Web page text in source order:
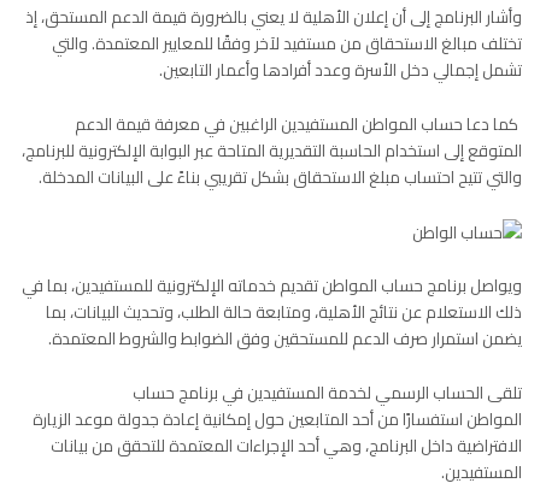
وأشار البرنامج إلى أن إعلان الأهلية لا يعني بالضرورة قيمة الدعم المستحق، إذ
تختلف مبالغ الاستحقاق من مستفيد لآخر وفقًا للمعايير المعتمدة. والتي
تشمل إجمالي دخل الأسرة وعدد أفرادها وأعمار التابعين.
كما دعا حساب المواطن المستفيدين الراغبين في معرفة قيمة الدعم
المتوقع إلى استخدام الحاسبة التقديرية المتاحة عبر البوابة الإلكترونية للبرنامج،
والتي تتيح احتساب مبلغ الاستحقاق بشكل تقريبي بناءً على البيانات المدخلة.
ويواصل برنامج حساب المواطن تقديم خدماته الإلكترونية للمستفيدين، بما في
ذلك الاستعلام عن نتائج الأهلية، ومتابعة حالة الطلب، وتحديث البيانات، بما
يضمن استمرار صرف الدعم للمستحقين وفق الضوابط والشروط المعتمدة.
تلقى الحساب الرسمي لخدمة المستفيدين في برنامجحساب
المواطناستفسارًا من أحد المتابعين حول إمكانية إعادة جدولة موعد الزيارة
الافتراضية داخل البرنامج، وهي أحد الإجراءات المعتمدة للتحقق من بيانات
المستفيدين.